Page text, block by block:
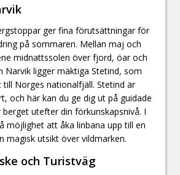
ger fina förutsättningar för
på sommaren. Mellan maj och
midnattssolen över fjord, öar och
Narvik ligger mäktiga Stetind, som
Norges nationalfjäll. Stetind är
och här kan du ge dig ut på guidade
utefter din förkunskapsnivå. I
möjlighet att åka linbana upp till en
magisk utsikt över vildmarken.
och Turistväg